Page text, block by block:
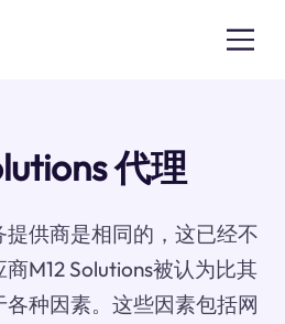
代理
供商是相同的，这已经不
M12 Solutions被认为比其
种因素。这些因素包括网